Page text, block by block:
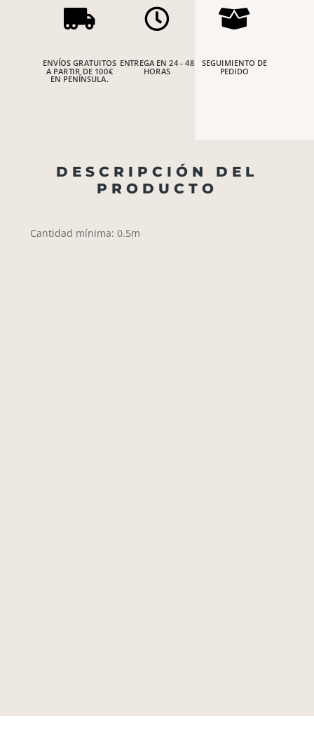

ENVÍOS GRATUITOS
A PARTIR DE 100€
EN PENÍNSULA.

ENTREGA EN 24 - 48
HORAS

SEGUIMIENTO DE
PEDIDO
DESCRIPCIÓN DEL
PRODUCTO
Cantidad mínima: 0.5m